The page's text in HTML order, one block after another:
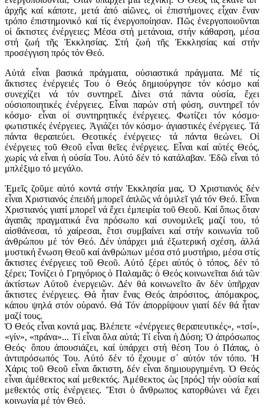
ἀρχῆς καί κάποτε, μετά ἀπό αἰῶνες, οἱ ἐπιστήμονες εἶχαν ἕναν
τρόπο ἐπιστημονικό καί τίς ἐνεργοποίησαν. Πῶς ἐνεργοποιοῦνται
οἱ ἄκτιστες ἐνέργειες; Μέσα στή μετάνοια, στήν κάθαρση, μέσα
στή ζωή τῆς Ἐκκλησίας. Στή ζωή τῆς Ἐκκλησίας καί στήν
προσέγγιση πρός τόν Θεό.
Αὐτά εἶναι βασικά πράγματα, οὐσιαστικά πράγματα. Μέ τίς
ἄκτιστες ἐνέργειές Του ὁ Θεός δημιούργησε τόν κόσμο καί
συνεχίζει νά τόν συντηρεῖ. Δίνει στά πάντα οὐσία, ἔχει
οὐσιοποιητικές ἐνέργειες. Εἶναι παρών στή φύση, συντηρεῖ τόν
κόσμο· εἶναι οἱ συντηρητικές ἐνέργειες. Φωτίζει τόν κόσμο·
φωτιστικές ἐνέργειες. Ἁγιάζει τόν κόσμο· ἁγιαστικές ἐνέργειες. Τά
πάντα θεραπεύει. Θεοτικές ἐνέργειες· τά πάντα θεώνει. Οἱ
ἐνέργειες τοῦ Θεοῦ εἶναι θεῖες ἐνέργειες. Εἶναι καί αὐτές Θεός,
χωρίς νά εἶναι ἡ οὐσία Του. Αὐτό δέν τό κατάλαβαν. Ἐδῶ εἶναι τό
μπλέξιμο τό μεγάλο.
Ἐμεῖς ζοῦμε αὐτό κοντά στήν Ἐκκλησία μας. Ὁ Χριστιανός δέν
εἶναι Χριστιανός ἐπειδή μπορεῖ ἁπλῶς νά ὁμιλεῖ γιά τόν Θεό. Εἶναι
Χριστιανός γιατί μπορεῖ νά ἔχει ἐμπειρία τοῦ Θεοῦ. Καί ὅπως ὅταν
ἀγαπᾶς πραγματικά ἕνα πρόσωπο καί συνομιλεῖς μαζί του, τό
αἰσθάνεσαι, τό χαίρεσαι, ἔτσι συμβαίνει καί στήν κοινωνία τοῦ
ἀνθρώπου μέ τόν Θεό. Δέν ὑπάρχει μιά ἐξωτερική σχέση, ἀλλά
μυστική ἕνωση Θεοῦ καί ἀνθρώπων μέσα στό μυστήριο, μέσα στίς
ἄκτιστες ἐνέργειες τοῦ Θεοῦ. Αὐτό ξέρει αὐτός ὁ τόπος, δέν τό
ξέρει; Τονίζει ὁ Γρηγόριος ὁ Παλαμᾶς: ὁ Θεός κοινωνεῖται διά τῶν
ἀκτίστων Αὐτοῦ ἐνεργειῶν. Δέν θά κοινωνεῖτο ἄν δέν ὑπῆρχαν
ἄκτιστες ἐνέργειες. Θά ἦταν ἕνας Θεός ἀπρόσιτος, ἀπόμακρος,
κάπου ψηλά στόν οὐρανό. Θά Τόν ἀπορρίψουν γιατί δέν θά ἦταν
μαζί τους.
Ὁ Θεός εἶναι κοντά μας. Βλέπετε «ἐνέργειες θεραπευτικές», «τσί»,
«γίν», «πράνα»... Τί εἶναι ὅλα αὐτά; Τί εἶναι ἡ Δύση; Ὁ ἀπρόσωπος
Θεός· ὅπου ἀπουσιάζει, καί ὑπάρχει στή θέση Του ὁ Πάπας, ὁ
ἀντιπρόσωπός Του. Αὐτό δέν τό ἔχουμε σ᾽ αὐτόν τόν τόπο. Ἡ
Χάρις τοῦ Θεοῦ εἶναι ἄκτιστη, δέν εἶναι δημιουργημένη. Ὁ Θεός
εἶναι ἀμέθεκτος καί μεθεκτός. Ἀμέθεκτος ὡς [πρός] τήν οὐσία καί
μεθεκτός στίς ἐνέργειες. Ἔτσι ὁ ἄνθρωπος κατορθώνει νά ἔχει
κοινωνία μέ τόν Θεό.